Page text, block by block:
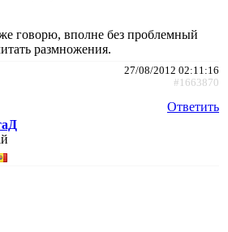
говорю, вполне без проблемный
размножения.
27/08/2012 02:11:16
#1663870
Ответить